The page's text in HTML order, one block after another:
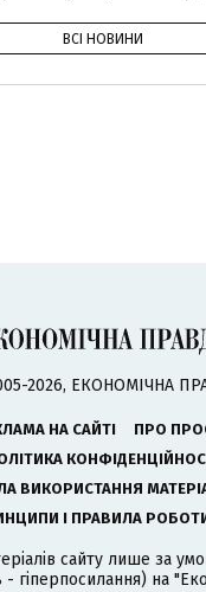
ВСІ НОВИНИ
2026, ЕКОНОМІЧНА
НА САЙТІ
ПРО
ВИКОРИСТАННЯ
І ПРАВИЛА
сайту лише за
гіперпосилання) на